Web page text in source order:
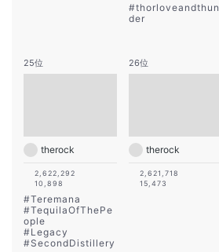
#thorloveandthun
der
25位
therock
2,622,292
10,898
#Teremana
#TequilaOfThePe
ople
#Legacy
#SecondDistillery
26位
therock
2,621,718
15,473